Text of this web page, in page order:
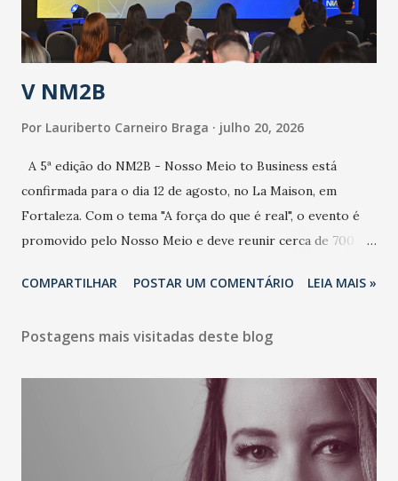
contaminação alta, podendo gerar um grande risco à
população e ao sistema de saúde. “Precisamos saber fazer a
estratificação do risco da doença, para não so...
V NM2B
Por Lauriberto Carneiro Braga julho 20, 2026
A 5ª edição do NM2B - Nosso Meio to Business está
confirmada para o dia 12 de agosto, no La Maison, em
Fortaleza. Com o tema "A força do que é real", o evento é
promovido pelo Nosso Meio e deve reunir cerca de 700
e lideranças do Mercado Nacional. Desde 2022, o NM2B
de negócios do Nordeste, reunindo profissionais de marcas
LinkedIn, VISA, Grupo 3corações, TikTok e M. Dias Branco.
A nova edição chega em um momento em que autenticidade
e consistência ganham peso nas conversas sobre marca,
liderança e estratégia. - Vivemos um momento em que todo
COMPARTILHAR POSTAR UM COMENTÁRIO LEIA MAIS »
Postagens mais visitadas deste blog